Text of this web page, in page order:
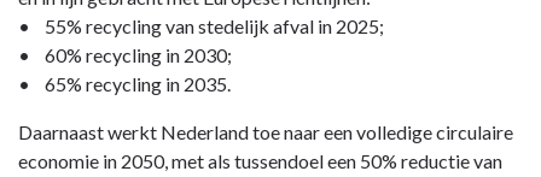
• 55% recycling van stedelijk afval in 2025;
• 60% recycling in 2030;
• 65% recycling in 2035.
Daarnaast werkt Nederland toe naar een volledige circulaire
economie in 2050, met als tussendoel een 50% reductie van